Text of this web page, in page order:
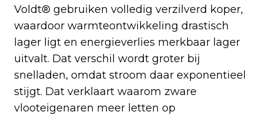
Voldt® gebruiken volledig verzilverd koper,
waardoor warmteontwikkeling drastisch
lager ligt en energieverlies merkbaar lager
uitvalt. Dat verschil wordt groter bij
snelladen, omdat stroom daar exponentieel
stijgt. Dat verklaart waarom zware
vlooteigenaren meer letten op